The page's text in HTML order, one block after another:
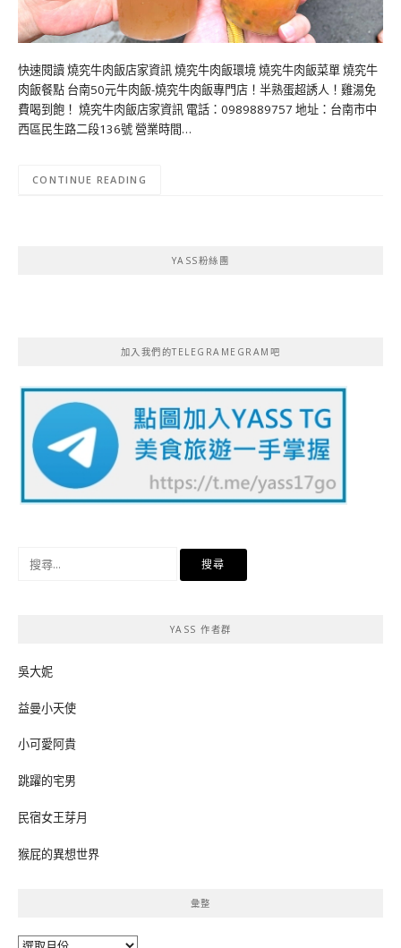
快速閱讀 燒究牛肉飯店家資訊 燒究牛肉飯環境 燒究牛肉飯菜單 燒究牛
肉飯餐點 台南50元牛肉飯-燒究牛肉飯專門店！半熟蛋超誘人！雞湯免
費喝到飽！ 燒究牛肉飯店家資訊 電話：0989889757 地址：台南市中
西區民生路二段136號 營業時間…
CONTINUE READING
YASS粉絲團
加入我們的TELEGRAMEGRAM吧
YASS 作者群
吳大妮
益曼小天使
小可愛阿貴
跳躍的宅男
民宿女王芽月
猴屁的異想世界
彙整
彙